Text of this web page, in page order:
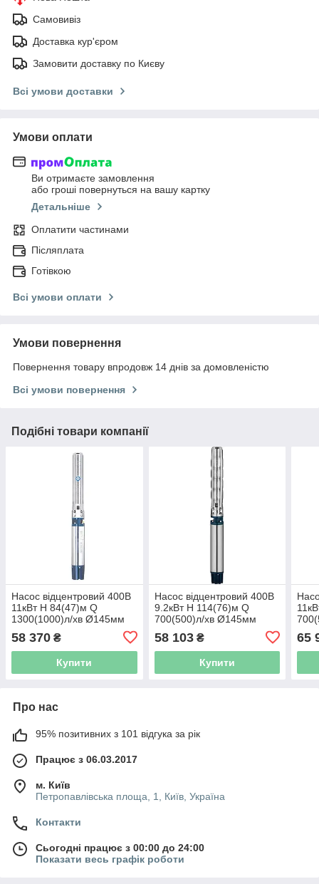
Самовивіз
Доставка кур'єром
Замовити доставку по Києву
Всі умови доставки
Умови оплати
Ви отримаєте замовлення
або гроші повернуться на вашу картку
Детальніше
Оплатити частинами
Післяплата
Готівкою
Всі умови оплати
Умови повернення
Повернення товару впродовж 14 днів за домовленістю
Всі умови повернення
Подібні товари компанії
Насос відцентровий 400В
11кВт H 84(47)м Q
1300(1000)л/хв Ø145мм
колеса нерж сталь+пульт
(з 3х ЧАСТИН) DONGYIN
6SP60-6 (7777633)
58 370 ₴
Купити
Насос відцентровий 400В
9.2кВт H 114(76)м Q
700(500)л/хв Ø145мм
колеса нерж сталь+пульт
(з 3х частин) DONGYIN
6SP30-10 (7777273)
58 103₴
Купити
(з
65
Про нас
95% позитивних з 101 відгука за рік
Працює з 06.03.2017
м. Київ
Петропавлівська площа, 1, Київ, Україна
Контакти
Сьогодні працює з 00:00 до 24:00
Показати весь графік роботи